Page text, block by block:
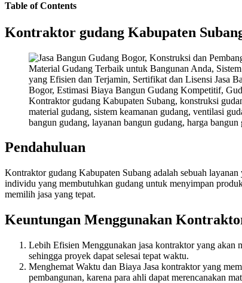
Table of Contents
Kontraktor gudang Kabupaten
Kontraktor gudang Kabupaten Subang, konstruksi
material gudang, sistem keamanan gudang, ventilasi
bangun gudang, layanan bangun gudang, harga
Pendahuluan
Kontraktor gudang Kabupaten Subang adalah sebuah
individu yang membutuhkan gudang untuk menyimpan
memilih jasa yang tepat.
Keuntungan Menggunakan
Lebih Efisien Menggunakan jasa kontraktor yang akan
sehingga proyek dapat selesai tepat waktu.
Menghemat Waktu dan Biaya Jasa kontraktor yang
pembangunan, karena para ahli dapat merencanakan